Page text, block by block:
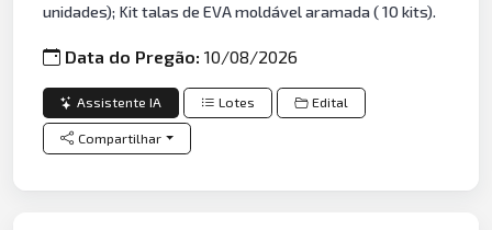
unidades); Kit talas de EVA moldável aramada ( 10 kits).
Data do Pregão:10/08/2026
Assistente IA Lotes Edital
Compartilhar